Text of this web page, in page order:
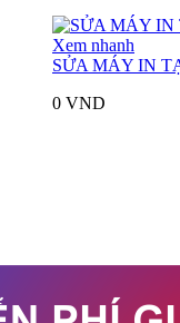
Xem nhanh
SỬA MÁY IN
0 VND